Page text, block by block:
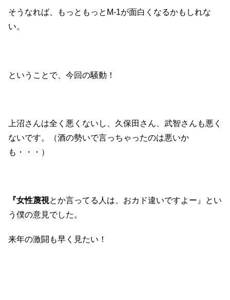
そうなれば、もっともっとM-1が面白くなるかもしれな
い。
ということで、今回の騒動！
上沼さんは全く悪くないし、久保田さん、武智さんも悪く
ないです。（酒の勢いで言っちゃったのは悪いか
も・・・）
『女性蔑視とか言ってる人は、おカド違いですよー』とい
う僕の意見でした。
来年の激闘も早く見たい！